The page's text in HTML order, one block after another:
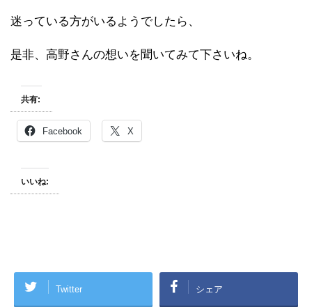
迷っている方がいるようでしたら、
是非、高野さんの想いを聞いてみて下さいね。
共有:
Facebook X
いいね:
Twitter シェア